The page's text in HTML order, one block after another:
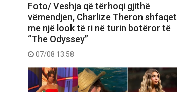
Foto/ Veshja që tërhoqi gjithë
vëmendjen, Charlize Theron shfaqet
me një look të ri në turin botëror të
“The Odyssey”
07/08 13:58